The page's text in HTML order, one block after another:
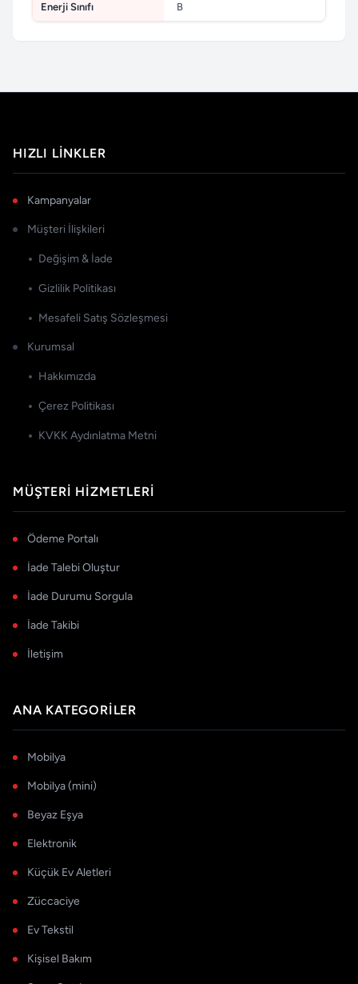
Enerji Sınıfı B
HIZLI LINKLER
Kampanyalar
Müşteri İlişkileri
Değişim & İade
Gizlilik Politikası
Mesafeli Satış Sözleşmesi
Kurumsal
Hakkımızda
Çerez Politikası
KVKK Aydınlatma Metni
MÜŞTERI HIZMETLERI
Ödeme Portalı
İade Talebi Oluştur
İade Durumu Sorgula
İade Takibi
İletişim
ANA KATEGORILER
Mobilya
Mobilya (mini)
Beyaz Eşya
Elektronik
Küçük Ev Aletleri
Züccaciye
Ev Tekstil
Kişisel Bakım